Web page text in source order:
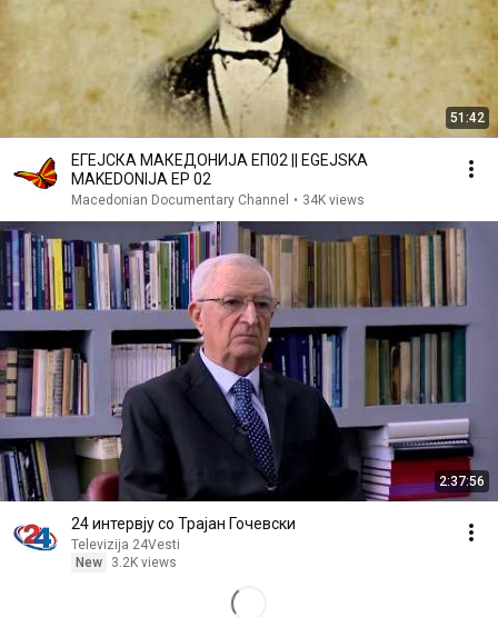
51:42
ЕГЕЈСКА МАКЕДОНИЈА ЕП02 || EGEJSKA
MAKEDONIJA EP 02
Macedonian Documentary Channel • 34K views
2:37:56
24 интервју со Трајан Гочевски
Televizija 24Vesti
New
3.2K views